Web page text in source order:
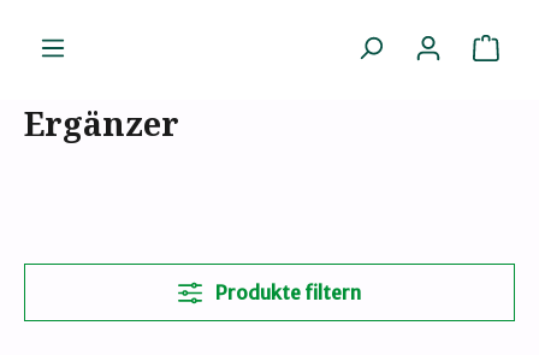
Ergänzer
Produkte filtern